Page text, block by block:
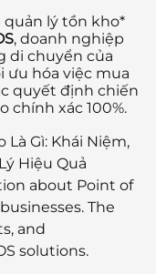
quản lý tồn kho*
, doanh nghiệp
di chuyển của
ưu hóa việc mua
quyết định chiến
chính xác 100%.
Là Gì: Khái Niệm,
Hiệu Quả
about Point of
The
and
solutions.